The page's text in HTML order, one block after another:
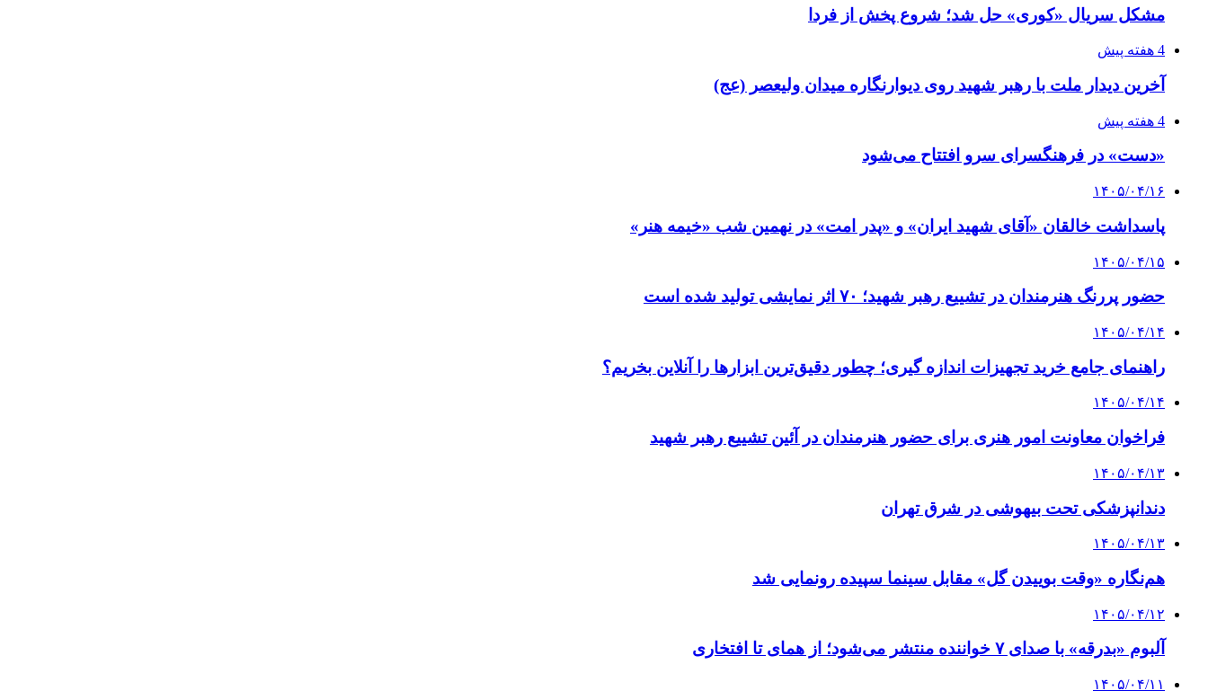
مشکل سریال «کوری» حل شد؛ شروع پخش از فردا
4 هفته پیش
آخرین دیدار ملت با رهبر شهید روی دیوارنگاره میدان ولیعصر (عج)
4 هفته پیش
«دست» در فرهنگسرای سرو افتتاح می‌شود
۱۴۰۵/۰۴/۱۶
پاسداشت خالقان «آقای شهید ایران» و «پدر امت» در نهمین شب «خیمه هنر»
۱۴۰۵/۰۴/۱۵
حضور پررنگ هنرمندان در تشییع رهبر شهید؛ ۷۰ اثر نمایشی تولید شده است
۱۴۰۵/۰۴/۱۴
راهنمای جامع خرید تجهیزات اندازه گیری؛ چطور دقیق‌ترین ابزارها را آنلاین بخریم؟
۱۴۰۵/۰۴/۱۴
فراخوان معاونت امور هنری برای حضور هنرمندان در آئین تشییع رهبر شهید
۱۴۰۵/۰۴/۱۳
دندانپزشکی تحت بیهوشی در شرق تهران
۱۴۰۵/۰۴/۱۳
هم‌نگاره «وقت بوییدن گل» مقابل سینما سپیده رونمایی شد
۱۴۰۵/۰۴/۱۲
آلبوم «بدرقه» با صدای ۷ خواننده منتشر می‌شود؛ از همای تا افتخاری
۱۴۰۵/۰۴/۱۱